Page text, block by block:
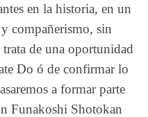
en la historia, en un
compañerismo, sin
de una oportunidad
Do ó de confirmar lo
a formar parte
Funakoshi Shotokan